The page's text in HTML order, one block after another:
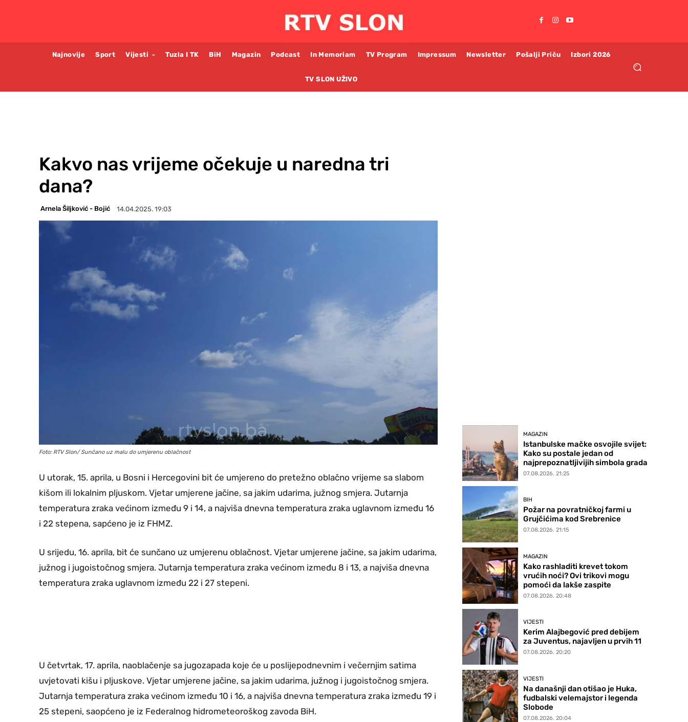
Najnovije Sport Vijesti Tuzla I TK BiH Magazin Podcast In Memoriam TV Program Impressum Newsletter Pošalji Priču Izbori 2026
TV SLON UŽIVO
Kakvo nas vrijeme očekuje u naredna tri
dana?
Arnela Šiljković - Bojić 14.04.2025. 19:03
Foto: RTV Slon/ Sunčano uz malu do umjerenu oblačnost
U utorak, 15. aprila, u Bosni i Hercegovini bit će umjereno do pretežno oblačno vrijeme sa slabom
kišom ili lokalnim pljuskom. Vjetar umjerene jačine, sa jakim udarima, južnog smjera. Jutarnja
temperatura zraka većinom između 9 i 14, a najviša dnevna temperatura zraka uglavnom između 16
i 22 stepena, sapćeno je iz FHMZ.
U srijedu, 16. aprila, bit će sunčano uz umjerenu oblačnost. Vjetar umjerene jačine, sa jakim udarima,
južnog i jugoistočnog smjera. Jutarnja temperatura zraka većinom između 8 i 13, a najviša dnevna
temperatura zraka uglavnom između 22 i 27 stepeni.
U četvrtak, 17. aprila, naoblačenje sa jugozapada koje će u poslijepodnevnim i večernjim satima
uvjetovati kišu i pljuskove. Vjetar umjerene jačine, sa jakim udarima, južnog i jugoistočnog smjera.
Jutarnja temperatura zraka većinom između 10 i 16, a najviša dnevna temperatura zraka između 19 i
25 stepeni, saopćeno je iz Federalnog hidrometeoroškog zavoda BiH.
MAGAZIN
Istanbulske mačke osvojile svijet:
Kako su postale jedan od
najprepoznatljivijih simbola grada
07.08.2026. 21:25
BIH
Požar na povratničkoj farmi u
Grujčićima kod Srebrenice
07.08.2026. 21:15
MAGAZIN
Kako rashladiti krevet tokom
vrućih noći? Ovi trikovi mogu
pomoći da lakše zaspite
07.08.2026. 20:48
VIJESTI
Kerim Alajbegović pred debijem
za Juventus, najavljen u prvih 11
07.08.2026. 20:20
VIJESTI
Na današnji dan otišao je Huka,
fudbalski velemajstor i legenda
Slobode
07.08.2026. 20:04